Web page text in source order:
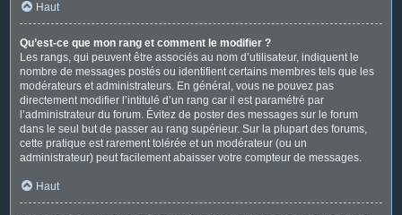
Haut
Qu’est-ce que mon rang et comment le modifier ?
Les rangs, qui peuvent être associés au nom d’utilisateur, indiquent le
nombre de messages postés ou identifient certains membres tels que les
modérateurs et administrateurs. En général, vous ne pouvez pas
directement modifier l’intitulé d’un rang car il est paramétré par
l’administrateur du forum. Évitez de poster des messages sur le forum
dans le seul but de passer au rang supérieur. Sur la plupart des forums,
cette pratique est rarement tolérée et un modérateur (ou un
administrateur) peut facilement abaisser votre compteur de messages.
Haut